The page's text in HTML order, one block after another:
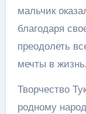
мальчик
благодаря
преодолеть
мечты в жизнь.
Творчество
родному